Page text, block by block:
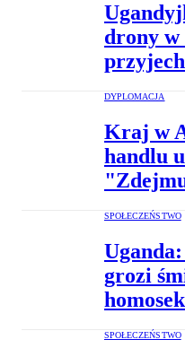
drony w
DYPLOMACJA
Kraj w
handlu
SPOŁECZEŃSTWO
grozi
SPOŁECZEŃSTWO